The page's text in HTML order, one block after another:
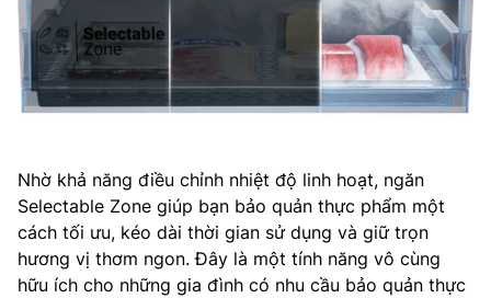
Nhờ khả năng điều chỉnh nhiệt độ linh hoạt, ngăn
Selectable Zone giúp bạn bảo quản thực phẩm một
cách tối ưu, kéo dài thời gian sử dụng và giữ trọn
hương vị thơm ngon. Đây là một tính năng vô cùng
hữu ích cho những gia đình có nhu cầu bảo quản thực